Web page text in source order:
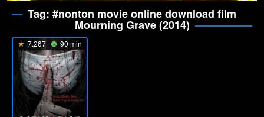
Tag: #nonton movie online download film
Mourning Grave (2014)
7.267 90 min